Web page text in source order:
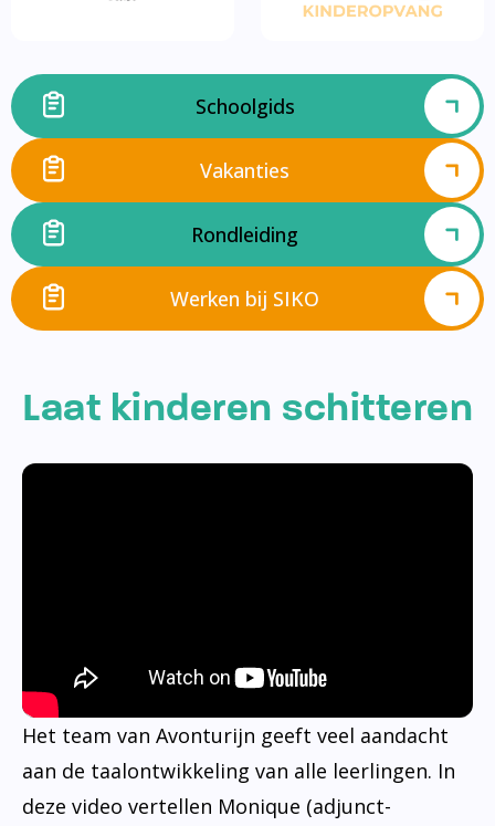
Schoolgids
Vakanties
Rondleiding
Werken bij SIKO
Laat kinderen schitteren
Het team van Avonturijn geeft veel aandacht
aan de taalontwikkeling van alle leerlingen. In
deze video vertellen Monique (adjunct-